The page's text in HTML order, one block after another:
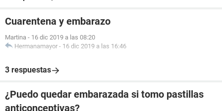
Cuarentena y embarazo
Martina - 16 dic 2019 a las 08:20
Hermanamayor - 16 dic 2019 a las 16:46
3 respuestas
¿Puedo quedar embarazada si tomo pastillas
anticonceptivas?